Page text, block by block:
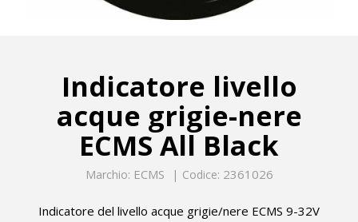
Indicatore livello
acque grigie-nere
ECMS All Black
Marchio: ECMS Codice: 2361026
Indicatore del livello acque grigie/nere ECMS 9-32V